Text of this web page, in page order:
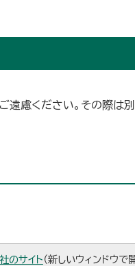
遠慮ください。その際は
のサイト （新しいウィンドウで